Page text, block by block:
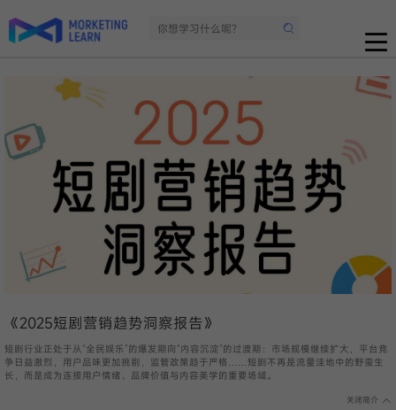
《2025短剧营销趋势洞察报告》
短剧行业正处于从“全民娱乐”的爆发期向“内容沉淀”的过渡期：市场规模继续扩大，平台竞
争日益激烈，用户品味更加挑剔，监管政策趋于严格……短剧不再是流量洼地中的野蛮生
长，而是成为连接用户情绪、品牌价值与内容美学的重要场域。
关闭简介